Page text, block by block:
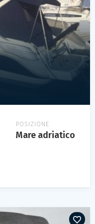
POSIZIONE
Mare adriatico